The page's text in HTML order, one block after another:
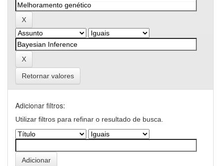
Retornar valores
Adicionar filtros:
Utilizar filtros para refinar o resultado de busca.